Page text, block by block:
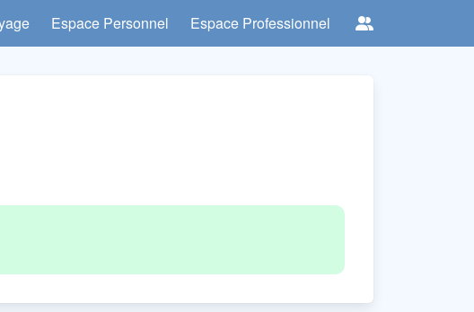
Espace Personnel Espace Professionnel